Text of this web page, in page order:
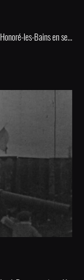
Balade mère et filles dans le jardin des thermes de Saint-Honoré-les-Bains en septembre 1935.